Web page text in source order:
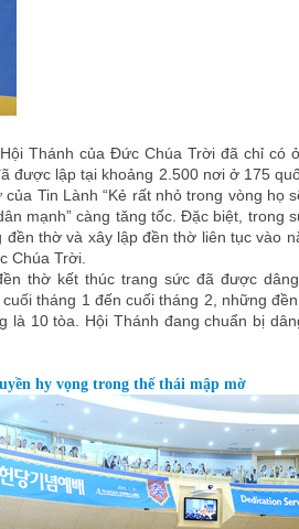
Thánh của Đức Chúa Trời đã chỉ có
được lập tại khoảng 2.500 nơi ở 175
Tin Lành “Kẻ rất nhỏ trong vòng họ
mạnh” càng tăng tốc. Đặc biệt, trong
đền thờ và xây lập đền thờ liên tục vào
Chúa Trời.
thờ kết thúc trang sức đã được
tháng 1 đến cuối tháng 2, những
là 10 tòa. Hội Thánh đang chuẩn bị
hy vọng trong thế thái mập mờ